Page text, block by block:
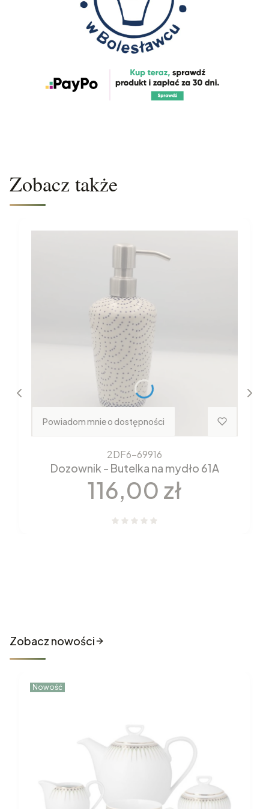
Zobacz także
Powiadom mnie o dostępności
2DF6-69916
Dozownik - Butelka na mydło 61A
Cena
116,00 zł
Zobacz nowości
Nowość